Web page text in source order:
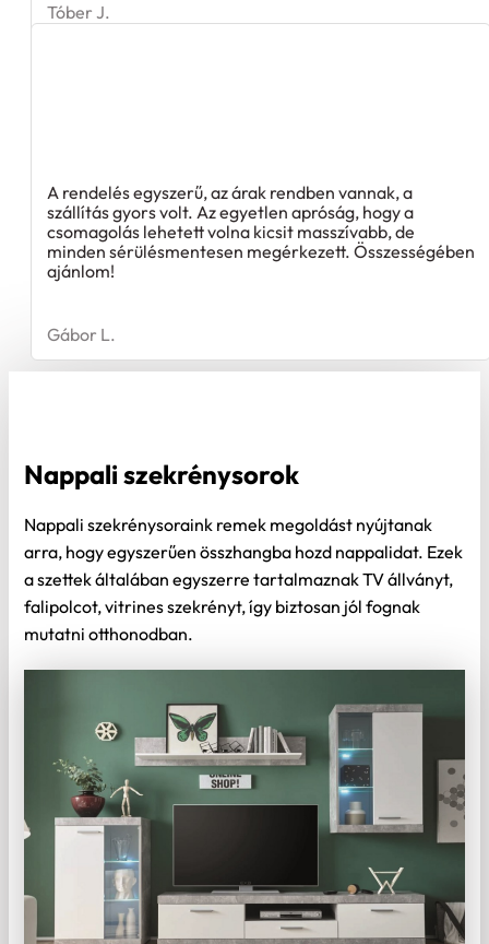
Tóber J.
A rendelés egyszerű, az árak rendben vannak, a
szállítás gyors volt. Az egyetlen apróság, hogy a
csomagolás lehetett volna kicsit masszívabb, de
minden sérülésmentesen megérkezett. Összességében
ajánlom!
Gábor L.
Nappali szekrénysorok
Nappali szekrénysoraink remek megoldást nyújtanak
arra, hogy egyszerűen összhangba hozd nappalidat. Ezek
a szettek általában egyszerre tartalmaznak TV állványt,
falipolcot, vitrines szekrényt, így biztosan jól fognak
mutatni otthonodban.